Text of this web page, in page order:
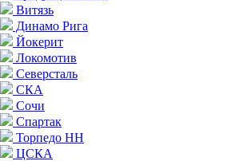
Витязь
Динамо Рига
Йокерит
Локомотив
Северсталь
СКА
Сочи
Спартак
Торпедо НН
ЦСКА